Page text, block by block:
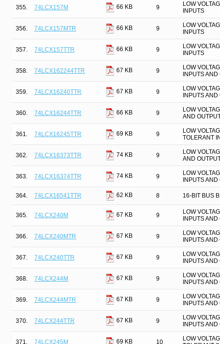
355. 74LCX157M 66 KB 9
LOW
INPUTS
356. 74LCX157MTR 66 KB 9
LOW
INPUTS
357. 74LCX157TTR 66 KB 9
LOW
INPUTS
358. 74LCX162244TTR 67 KB 9
LOW
INPUTS
359. 74LCX16240TTR 67 KB 9
LOW
INPUTS
360. 74LCX16244TTR 66 KB 9
LOW
AND
361. 74LCX16245TTR 69 KB 9
LOW
TOLERANT
362. 74LCX16373TTR 74 KB 9
LOW
AND
363. 74LCX16374TTR 74 KB 9
LOW
INPUTS
364. 74LCX16541TTR 62 KB 8 16-BIT BUS
365. 74LCX240M 67 KB 9
LOW
INPUTS
366. 74LCX240MTR 67 KB 9
LOW
INPUTS
367. 74LCX240TTR 67 KB 9
LOW
INPUTS
368. 74LCX244M 67 KB 9
LOW
INPUTS
369. 74LCX244MTR 67 KB 9
LOW
INPUTS
370. 74LCX244TTR 67 KB 9
LOW
INPUTS
371. 74LCX245M 69 KB 10
LOW